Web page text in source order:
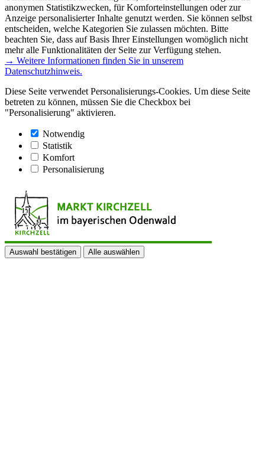
anonymen Statistikzwecken, für Komforteinstellungen oder zur
Anzeige personalisierter Inhalte genutzt werden. Sie können selbst
entscheiden, welche Kategorien Sie zulassen möchten. Bitte
beachten Sie, dass auf Basis Ihrer Einstellungen womöglich nicht
mehr alle Funktionalitäten der Seite zur Verfügung stehen.
→ Weitere Informationen finden Sie in unserem
Datenschutzhinweis.
Diese Seite verwendet Personalisierungs-Cookies. Um diese Seite
betreten zu können, müssen Sie die Checkbox bei
"Personalisierung" aktivieren.
Notwendig
Statistik
Komfort
Personalisierung
Auswahl bestätigen Alle auswählen